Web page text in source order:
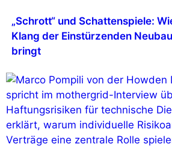
„Schrott“ und Schattenspiele:
Klang der Einstürzenden
bringt